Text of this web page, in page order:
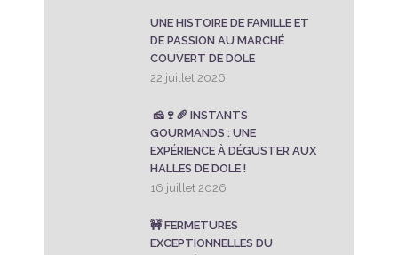
UNE HISTOIRE DE FAMILLE ET
DE PASSION AU MARCHÉ
COUVERT DE DOLE
22 juillet 2026
🧀🍷🥖 INSTANTS
GOURMANDS : UNE
EXPÉRIENCE À DÉGUSTER AUX
HALLES DE DOLE !
16 juillet 2026
🚧 FERMETURES
EXCEPTIONNELLES DU